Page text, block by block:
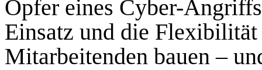
Opfer eines Cyber-
Einsatz und die
Mitarbeitenden bauen –